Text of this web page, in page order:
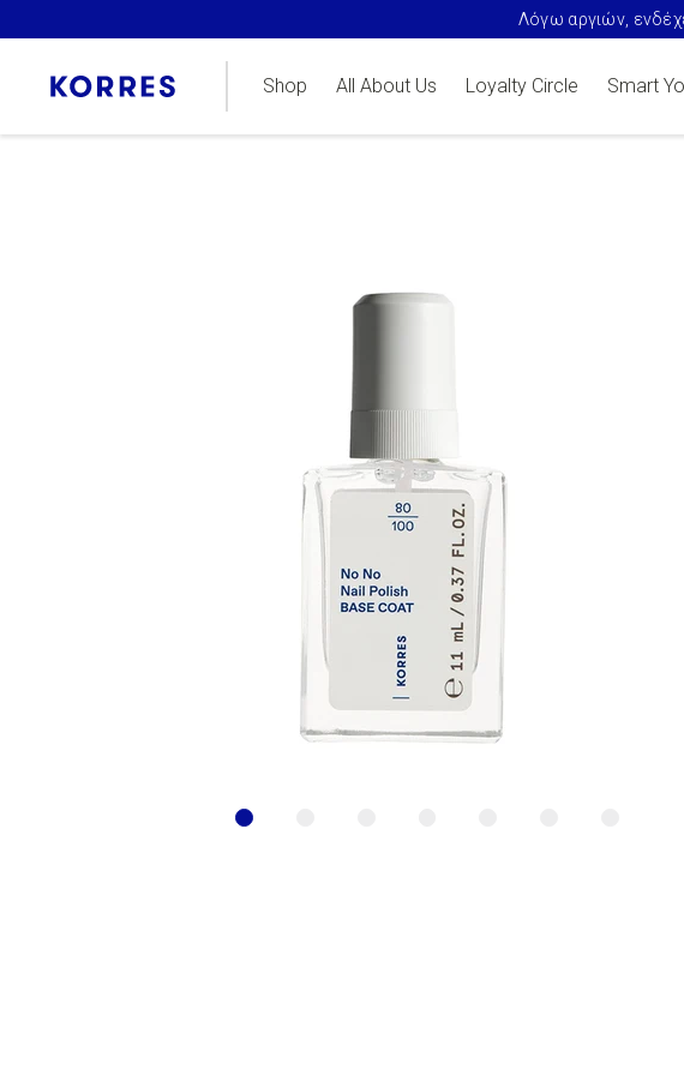
Λόγω αργιών,
Shop All About Us Loyalty Circle Smart